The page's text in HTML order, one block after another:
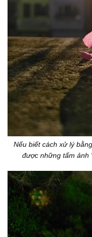
Nếu biết cách xử lý
được những tấm ảnh